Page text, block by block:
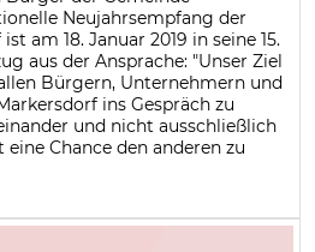
Neujahrsempfang der
am 18. Januar 2019 in seine 15.
aus der Ansprache: "Unser Ziel
Bürgern, Unternehmern und
ins Gespräch zu
und nicht ausschließlich
Chance den anderen zu